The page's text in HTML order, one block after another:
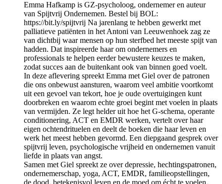
Emma Hafkamp is GZ-psycholoog, ondernemer en auteur
van Spijtvrij Ondernemen. Bestel bij BOL:
https://bit.ly/spijtvrij Na jarenlang te hebben gewerkt met
palliatieve patiënten in het Antoni van Leeuwenhoek zag ze
van dichtbij waar mensen op hun sterfbed het meeste spijt van
hadden. Dat inspireerde haar om ondernemers en
professionals te helpen eerder bewustere keuzes te maken,
zodat succes aan de buitenkant ook van binnen goed voelt.
In deze aflevering spreekt Emma met Giel over de patronen
die ons onbewust aansturen, waarom veel ambitie voortkomt
uit een gevoel van tekort, hoe je oude overtuigingen kunt
doorbreken en waarom echte groei begint met voelen in plaats
van vermijden. Ze legt helder uit hoe het G-schema, operante
conditionering, ACT en EMDR werken, vertelt over haar
eigen ochtendrituelen en deelt de boeken die haar leven en
werk het meest hebben gevormd. Een diepgaand gesprek over
spijtvrij leven, psychologische vrijheid en ondernemen vanuit
liefde in plaats van angst.
Samen met Giel spreekt ze over depressie, hechtingspatronen,
ondernemerschap, yoga, ACT, EMDR, familieopstellingen,